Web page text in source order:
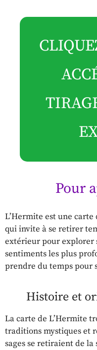
Pour
L’Hermite est une carte
qui invite à se retirer
extérieur pour explorer
sentiments les plus
prendre du temps pour
Histoire et
La carte de L’Hermite
traditions mystiques et
sages se retiraient de